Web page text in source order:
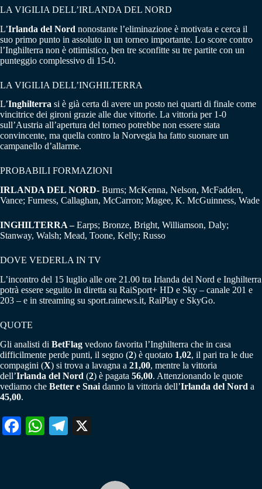
LA VIGILIA DELL’IRLANDA DEL NORD
L’Irlanda del Nord nonostante l’eliminazione è motivata e cerca il
suo primo punto in assoluto in un torneo importante. Lo score contro
l’Inghilterra non è ottimistico, ben tre sconfitte su tre partite con un
punteggio complessivo di 15-0.
LA VIGILIA DELL’INGHILTERRA
L’Inghilterra si è già certa di avere un posto nei quarti di finale come
vincitrice dei gironi grazie alle due vittorie. La vittoria per 1-0
sull’Austria all’apertura del torneo potrebbe non essere stata
convincente, ma quella contro la Norvegia ha fatto suonare un
campanello d’allarme.
PROBABILI FORMAZIONI
IRLANDA DEL NORD- Burns; McKenna, Nelson, McFadden,
Vance; Furness, Callaghan, McCarron; Magee, K. McGuinness, Wade
INGHILTERRA –Earps; Bronze, Bright, Williamson, Daly;
Stanway, Walsh; Mead, Toone, Kelly; Russo
DOVE VEDERLA IN TV
L’incontro del 15 luglio alle ore 21.00 tra Irlanda del Nord e Inghilterra
potrà essere seguito in diretta su RaiSport+ HD e Sky – canale 201 e
203 – e in streaming su sport.rainews.it, RaiPlay e SkyGo.
QUOTE
Gli analisti di BetFlag vedono favorita l’Inghilterra che in casa
difficilmente perde punti, il segno (2) è quotato 1,02, il pari tra le due
compagini (X) si trova a lavagna a 21,00, mentre la vittoria
dell’Irlanda del Nord (2) è pagata 56,00. Attenzionando le quote
vediamo che Better e Snai danno la vittoria dell’Irlanda del Nord a
45,00.
Fa W
Te